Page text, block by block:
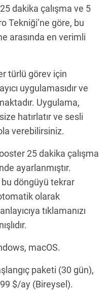
dakika çalışma ve 5
Tekniği’ne göre, bu
arasında en verimli
türlü görev için
uygulamasıdır ve
Uygulama,
hatırlatır ve sesli
verebilirsiniz.
25 dakika çalışma
ayarlanmıştır.
bu döngüyü tekrar
olarak
tıklamanızı
macOS.
paketi (30 gün),
$/ay (Bireysel).